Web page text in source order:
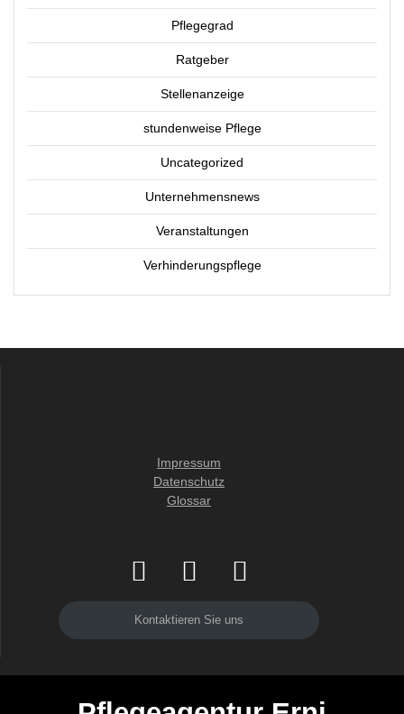
Pflegegrad
Ratgeber
Stellenanzeige
stundenweise Pflege
Uncategorized
Unternehmensnews
Veranstaltungen
Verhinderungspflege
Impressum
Datenschutz
Glossar
Kontaktieren Sie uns